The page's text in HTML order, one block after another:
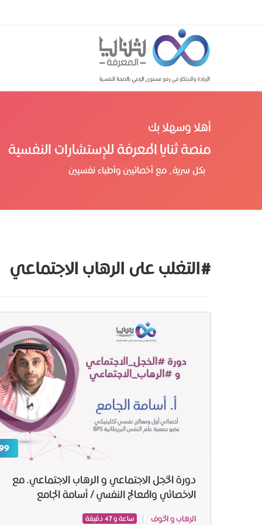
أهلا وسهلا بك
منصة ثنايا المعرفة للإستشارات النفسية
بكل سرية، مع أخصائيين وأطباء نفسيين
#التغلب على الرهاب الاجتماعي
99
دورة الخجل الاجتماعي و الرهاب الاجتماعي. مع
الاخصائي والمعالج النفسي / أسامة الجامع
الرهاب و الخوف ساعة و 47 دقيقة